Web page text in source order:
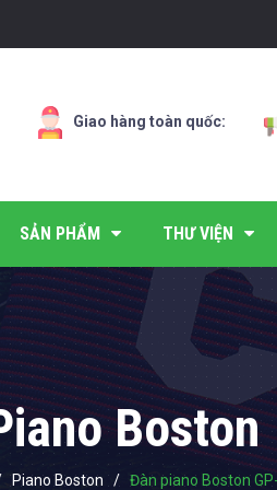
Giao hàng toàn quốc:
SẢN PHẨM THƯ VIỆN
Boston
Piano Boston / Đàn piano Boston